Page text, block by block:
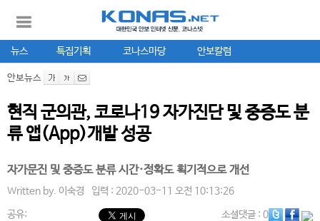
뉴스 특집기획 코나스마당 안보칼럼
안보뉴스
현직 군의관, 코로나19 자가진단 및 중증도 분
류 앱(App)개발 성공
자가문진 및 중증도 분류 시간·정확도 획기적으로 개선
Written by. 이숙경 입력 : 2020-03-11 오전 10:13:26
공유: 소셜댓글: 0